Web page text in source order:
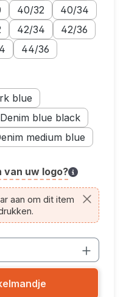
40/30
40/32
Maatoptie: 40/32
40/34
Maatoptie: 40/
42/32
42/34
Maatoptie: 42/34
42/36
Maatoptie: 42/
44/34
44/36
Maatoptie: 44/36
bluedark blue
blue black
C94 Denim blue black
medium blue
X63 Denim medium
uw logo?
aan om dit item
Voer de